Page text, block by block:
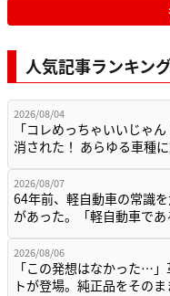
人気記事ランキン
2026/08/04
「コレめっちゃいいじゃ
消された！ あらゆる車種
2026/08/07
64年前、軽自動車の常識
があった。「軽自動車で
2026/08/06
「この発想はなかった…
トが登場。純正品をその